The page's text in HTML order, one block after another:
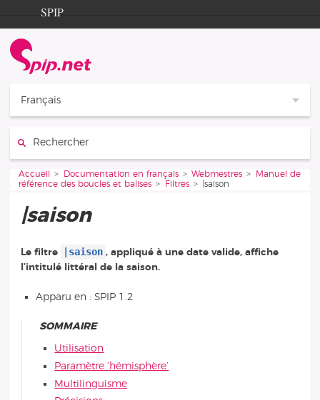
Aller au contenu
Aller à la navigation
SPIP
Documentation
Contribution
Français
Vous êtes ici :
Accueil Documentation en français Webmestres
Manuel de
référence des boucles et balises
Filtres |saison
|saison
Le filtre |saison , appliqué à une date valide, affiche
l’intitulé littéral de la saison.
Apparu en : SPIP 1.2
SOMMAIRE
Utilisation
Paramètre ’hémisphère’
Multilinguisme